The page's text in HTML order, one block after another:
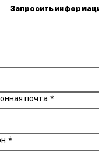
Запросить
почта *
*